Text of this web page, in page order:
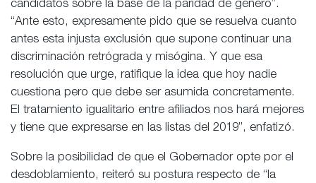
candidatos sobre la base de la paridad de género”.
“Ante esto, expresamente pido que se resuelva cuanto
antes esta injusta exclusión que supone continuar una
discriminación retrógrada y misógina. Y que esa
resolución que urge, ratifique la idea que hoy nadie
cuestiona pero que debe ser asumida concretamente.
El tratamiento igualitario entre afiliados nos hará mejores
y tiene que expresarse en las listas del 2019”, enfatizó.
Sobre la posibilidad de que el Gobernador opte por el
desdoblamiento, reiteró su postura respecto de “la